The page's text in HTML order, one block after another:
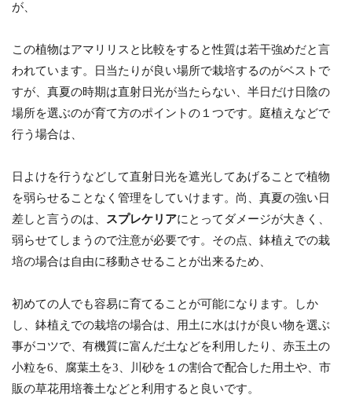
が、
この植物はアマリリスと比較をすると性質は若干強めだと言
われています。日当たりが良い場所で栽培するのがベストで
すが、真夏の時期は直射日光が当たらない、半日だけ日陰の
場所を選ぶのが育て方のポイントの１つです。庭植えなどで
行う場合は、
日よけを行うなどして直射日光を遮光してあげることで植物
を弱らせることなく管理をしていけます。尚、真夏の強い日
差しと言うのは、 スプレケリアにとってダメージが大きく、
弱らせてしまうので注意が必要です。その点、鉢植えでの栽
培の場合は自由に移動させることが出来るため、
初めての人でも容易に育てることが可能になります。しか
し、鉢植えでの栽培の場合は、用土に水はけが良い物を選ぶ
事がコツで、有機質に富んだ土などを利用したり、赤玉土の
小粒を6、腐葉土を3、川砂を１の割合で配合した用土や、市
販の草花用培養土などと利用すると良いです。